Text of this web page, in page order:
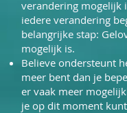
verandering mogelijk
iedere verandering
belangrijke stap:
mogelijk is.
Believe ondersteunt
meer bent dan je
er vaak meer
je op dit moment